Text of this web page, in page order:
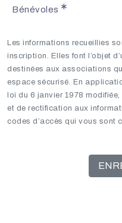
Bénévoles
Les informations recueillies
inscription. Elles font l’objet
destinées aux associations
espace sécurisé. En
loi du 6 janvier 1978 modifiée,
et de rectification aux
codes d’accès qui vous sont